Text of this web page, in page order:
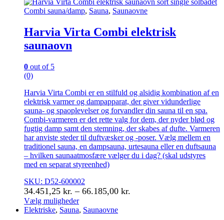
vælges
på
varesiden
Combi sauna/damp, Sauna, Saunaovne
Harvia Virta Combi elektrisk
saunaovn
0 out of 5
(0)
Harvia Virta Combi er en stilfuld og alsidig kombination af en
elektrisk varmer og dampapparat, der giver vidunderlige
sauna- og spaoplevelser og forvandler din sauna til en spa.
Combi-varmeren er det rette valg for dem, der nyder blød og
fugtig damp samt den stemning, der skabes af dufte. Varmeren
har anviste steder til duftvæsker og -poser. Vælg mellem en
traditionel sauna, en dampsauna, urtesauna eller en duftsauna
– hvilken saunaatmosfære vælger du i dag? (skal udstyres
med en separat styreenhed)
SKU: D52-600002
34.451,25 kr. – 66.185,00 kr.
Vælg muligheder
Dette
Elektriske, Sauna, Saunaovne